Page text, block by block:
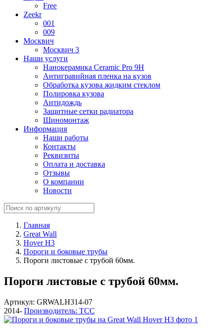
Free
Zeekr
001
009
Москвич
Москвич 3
Наши услуги
Нанокерамика Ceramic Pro 9H
Антигравийная пленка на кузов
Обработка кузова жидким стеклом
Полировка кузова
Антидождь
Защитные сетки радиатора
Шиномонтаж
Информация
Наши работы
Контакты
Реквизиты
Оплата и доставка
Отзывы
О компании
Новости
Главная
Great Wall
Hover H3
Пороги и боковые трубы
Пороги листовые с трубой 60мм.
Пороги листовые с трубой 60мм.
Артикул: GRWALH314-07
2014- Производитель: ТСС